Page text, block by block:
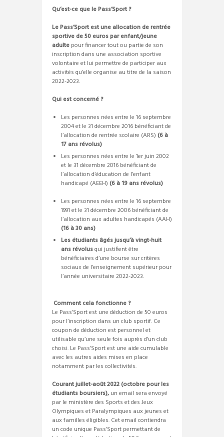
Qu’est-ce que le Pass’Sport ?
Le Pass’Sport est une allocation de rentrée
sportive de 50 euros par enfant/jeune
adulte pour financer tout ou partie de son
inscription dans une association sportive
volontaire et lui permettre de participer aux
activités qu’elle organise au titre de la saison
2022-2023.
Qui est concerné ?
Les personnes nées entre le 16 septembre
2004 et le 31 décembre 2016 bénéficiant de
l’allocation de rentrée scolaire (ARS) (6 à
17 ans révolus)
Les personnes nées entre le 1er juin 2002
et le 31 décembre 2016 bénéficiant de
l’allocation d’éducation de l’enfant
handicapé (AEEH) (6 à 19 ans révolus)
Les personnes nées entre le 16 septembre
1991 et le 31 décembre 2006 bénéficiant de
l’allocation aux adultes handicapés (AAH)
(16 à 30 ans)
Les étudiants âgés jusqu’à vingt-huit
ans révolusqui justifient être
bénéficiaires d’une bourse sur critères
sociaux de l’enseignement supérieur pour
l’année universitaire 2022-2023.
Comment cela fonctionne ?
Le Pass’Sport est une déduction de 50 euros
pour l’inscription dans un club sportif. Ce
coupon de déduction est personnel et
utilisable qu’une seule fois auprès d’un club
choisi. Le Pass’Sport est une aide cumulable
avec les autres aides mises en place
notamment par les collectivités.
Courant juillet-août 2022 (octobre pour les
étudiants boursiers), un email sera envoyé
par le ministère des Sports et des Jeux
Olympiques et Paralympiques aux jeunes et
aux familles éligibles. Cet email contiendra
un code unique Pass’Sport permettant de